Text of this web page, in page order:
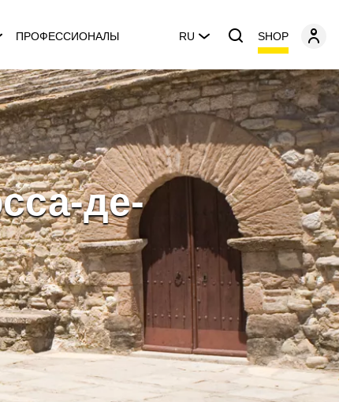
ПРОФЕССИОНАЛЫ RU SHOP
де-